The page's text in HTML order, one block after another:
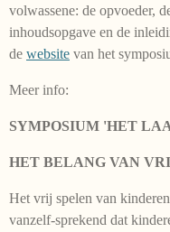
volwassene: de opvoeder,
inhoudsopgave en de
de website van het
Meer info:
SYMPOSIUM 'HET
HET BELANG VAN
Het vrij spelen van
vanzelf-sprekend dat